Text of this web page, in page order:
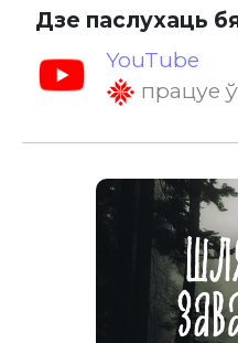
Дзе паслухаць
YouTube
працуе